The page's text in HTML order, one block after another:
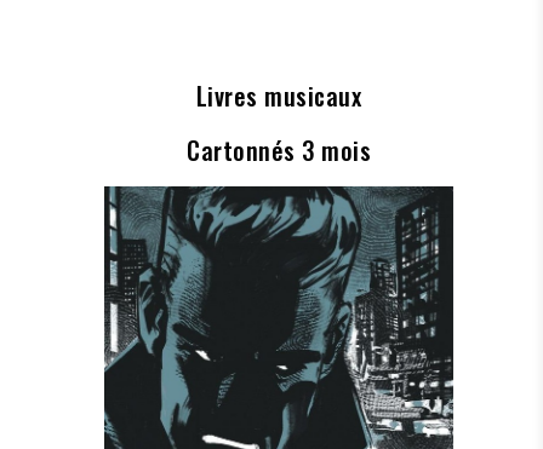
Livres musicaux
Cartonnés 3 mois